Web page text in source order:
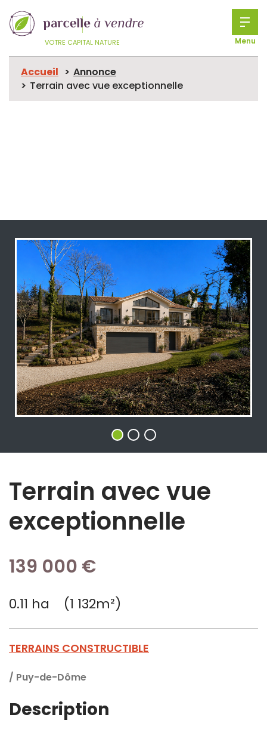
VOTRE CAPITAL NATURE Menu
Accueil
Annonce
Terrain avec vue exceptionnelle
Terrain avec vue
exceptionnelle
139 000 €
0.11 ha (1 132m²)
TERRAINS CONSTRUCTIBLE
/ Puy-de-Dôme
Description